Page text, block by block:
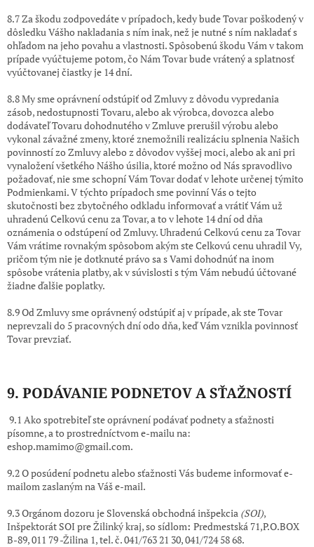
8.7 Za škodu zodpovedáte v prípadoch, kedy bude Tovar poškodený v
dôsledku Vášho nakladania s ním inak, než je nutné s ním nakladať s
ohľadom na jeho povahu a vlastnosti. Spôsobenú škodu Vám v takom
prípade vyúčtujeme potom, čo Nám Tovar bude vrátený a splatnosť
vyúčtovanej čiastky je 14 dní.
8.8 My sme oprávnení odstúpiť od Zmluvy z dôvodu vypredania
zásob, nedostupnosti Tovaru, alebo ak výrobca, dovozca alebo
dodávateľ Tovaru dohodnutého v Zmluve prerušil výrobu alebo
vykonal závažné zmeny, ktoré znemožnili realizáciu splnenia Našich
povinností zo Zmluvy alebo z dôvodov vyššej moci, alebo ak ani pri
vynaložení všetkého Nášho úsilia, ktoré možno od Nás spravodlivo
požadovať, nie sme schopní Vám Tovar dodať v lehote určenej týmito
Podmienkami. V týchto prípadoch sme povinní Vás o tejto
skutočnosti bez zbytočného odkladu informovať a vrátiť Vám už
uhradenú Celkovú cenu za Tovar, a to v lehote 14 dní od dňa
oznámenia o odstúpení od Zmluvy. Uhradenú Celkovú cenu za Tovar
Vám vrátime rovnakým spôsobom akým ste Celkovú cenu uhradil Vy,
pričom tým nie je dotknuté právo sa s Vami dohodnúť na inom
spôsobe vrátenia platby, ak v súvislosti s tým Vám nebudú účtované
žiadne ďalšie poplatky.
8.9 Od Zmluvy sme oprávnený odstúpiť aj v prípade, ak ste Tovar
neprevzali do 5 pracovných dní odo dňa, keď Vám vznikla povinnosť
Tovar prevziať.
9. PODÁVANIE PODNETOV A SŤAŽNOSTÍ
9.1 Ako spotrebiteľ ste oprávnení podávať podnety a sťažnosti
písomne, a to prostredníctvom e-mailu na:
eshop.mamimo@gmail.com.
9.2 O posúdení podnetu alebo sťažnosti Vás budeme informovať e-
mailom zaslaným na Váš e-mail.
9.3 Orgánom dozoru je Slovenská obchodná inšpekcia (SOI),
Inšpektorát SOI pre Žilinký kraj, so sídlom: Predmestská 71,P.O.BOX
B-89, 011 79 -Žilina 1, tel. č. 041/763 21 30, 041/724 58 68.